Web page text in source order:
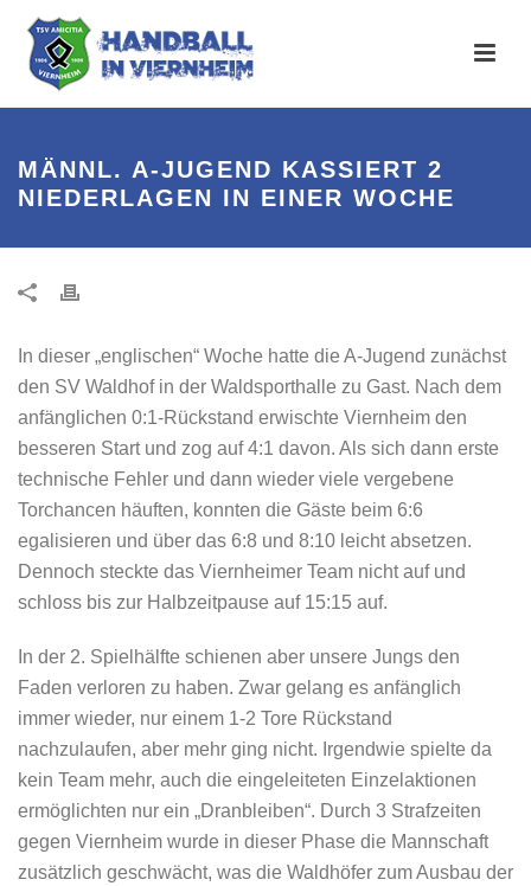
MÄNNL. A-JUGEND KASSIERT 2
NIEDERLAGEN IN EINER WOCHE
In dieser „englischen“ Woche hatte die A-Jugend zunächst
den SV Waldhof in der Waldsporthalle zu Gast. Nach dem
anfänglichen 0:1-Rückstand erwischte Viernheim den
besseren Start und zog auf 4:1 davon. Als sich dann erste
technische Fehler und dann wieder viele vergebene
Torchancen häuften, konnten die Gäste beim 6:6
egalisieren und über das 6:8 und 8:10 leicht absetzen.
Dennoch steckte das Viernheimer Team nicht auf und
schloss bis zur Halbzeitpause auf 15:15 auf.
In der 2. Spielhälfte schienen aber unsere Jungs den
Faden verloren zu haben. Zwar gelang es anfänglich
immer wieder, nur einem 1-2 Tore Rückstand
nachzulaufen, aber mehr ging nicht. Irgendwie spielte da
kein Team mehr, auch die eingeleiteten Einzelaktionen
ermöglichten nur ein „Dranbleiben“. Durch 3 Strafzeiten
gegen Viernheim wurde in dieser Phase die Mannschaft
zusätzlich geschwächt, was die Waldhöfer zum Ausbau der